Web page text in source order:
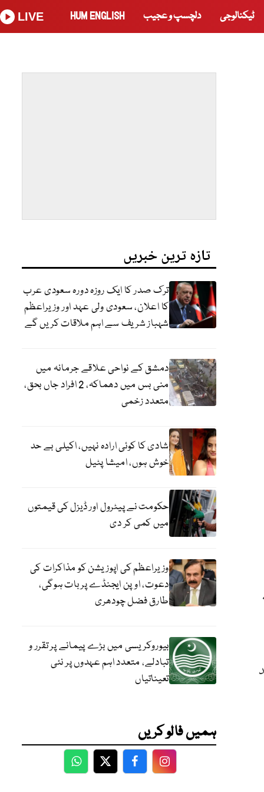
ٹیکنالوجی دلچسپ و عجیب HUM ENGLISH
LIVE
تازہ ترین خبریں
ترک صدر کا ایک روزہ دورہ سعودی عرب
کا اعلان، سعودی ولی عہد اور وزیراعظم
شہباز شریف سے اہم ملاقات کریں گے
دمشق کے نواحی علاقے جرمانہ میں
منی بس میں دھماکہ، 2 افراد جاں بحق،
متعدد زخمی
شادی کا کوئی ارادہ نہیں، اکیلی بے حد
خوش ہوں، امیشا پٹیل
حکومت نے پیٹرول اور ڈیزل کی قیمتوں
میں کمی کر دی
وزیراعظم کی اپوزیشن کو مذاکرات کی
دعوت، اوپن ایجنڈے پر بات ہوگی،
طارق فضل چودھری
بیوروکریسی میں بڑے پیمانے پر تقرر و
تبادلے، متعدد اہم عہدوں پر نئی
تعیناتیاں
ہمیں فالو کریں
WhatsApp
TwitterFacebookFacebook